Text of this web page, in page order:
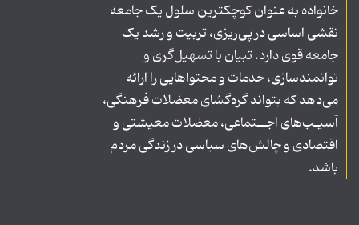
خانواده به عنوان کوچکترین سلول یک جامعه
نقشی اساسی در پی‌ریزی، تربیت و رشد یک
جامعه قوی دارد. تبیان با تسهیل‌گری و
توانمندسازی، خدمات و محتواهایی را ارائه
می‌دهد که بتواند گره‌گشای معضلات فرهنگی،
آسیـب‌های اجــتماعی، معضلات معیشتی و
اقتصادی و چالش‌های سیاسی در زندگی مردم
باشد.